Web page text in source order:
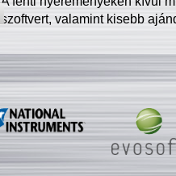
szoftvert, valamint kisebb